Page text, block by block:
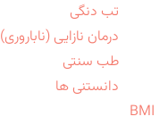
تب دنگی
درمان نازایی (ناباروری)
طب سنتی
دانستنی ها
BMI